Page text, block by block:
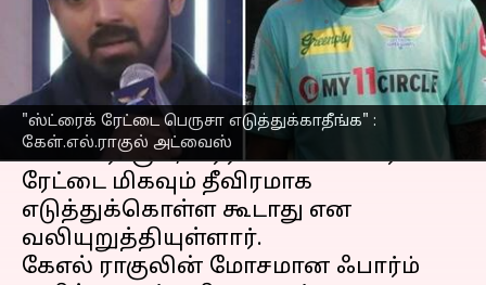
"ஸ்ட்ரைக் ரேட்டை பெருசா எடுத்துக்காதீங்க" :
கேள்.எல்.ராகுல் அட்வைஸ்
எழுதியவர் Sekar Chinnappan Mar 07, 2023 07:10 pm
செய்தி முன்னோட்டம்
இந்திய அணியின் முக்கிய வீரரான
கே.எல்.ராகுல், வீரர்களின் ஸ்ட்ரைக்
ரேட்டை மிகவும் தீவிரமாக
எடுத்துக்கொள்ள கூடாது என
வலியுறுத்தியுள்ளார்.
கேஎல் ராகுலின் மோசமான ஃபார்ம்